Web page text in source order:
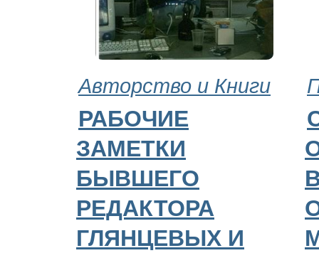
Авторство и Книги
РАБОЧИЕ
ЗАМЕТКИ
БЫВШЕГО
РЕДАКТОРА
ГЛЯНЦЕВЫХ И